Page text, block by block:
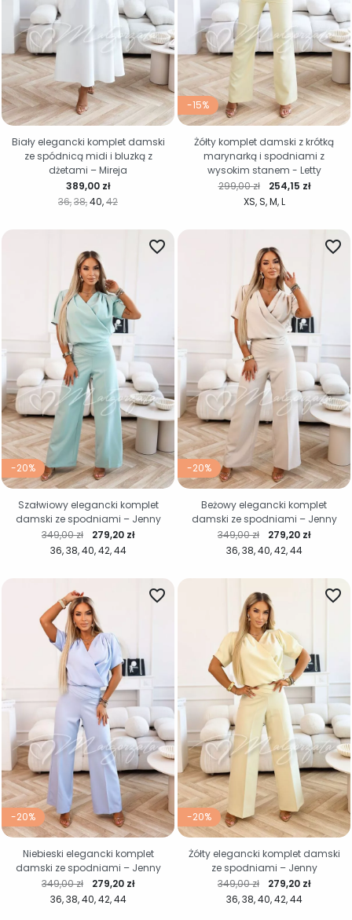
36 38 40 42
Cena
389,00 zł
Biały elegancki komplet damski
ze spódnicą midi i bluzką z
dżetami – Mireja
-15%
XS S M L
Cena regularna
299,00 zł Cena
254,15 zł
Żółty komplet damski z krótką
marynarką i spodniami z
wysokim stanem - Letty
-20%
36 38 40 42 44
favorite_border
Cena regularna
349,00 zł Cena
279,20 zł
Szałwiowy elegancki komplet
damski ze spodniami – Jenny
-20%
36 38 40 42 44
favorite_border
Cena regularna
349,00 zł Cena
279,20 zł
Beżowy elegancki komplet
damski ze spodniami – Jenny
-20%
36 38 40 42 44
favorite_border
Cena regularna
349,00 zł Cena
279,20 zł
Niebieski elegancki komplet
damski ze spodniami – Jenny
-20%
36 38 40 42 44
favorite_border
Cena regularna
349,00 zł Cena
279,20 zł
Żółty elegancki komplet damski
ze spodniami – Jenny